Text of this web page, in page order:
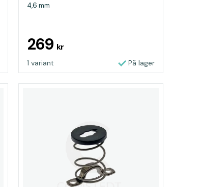
4,6 mm
269 kr
1 variant På lager